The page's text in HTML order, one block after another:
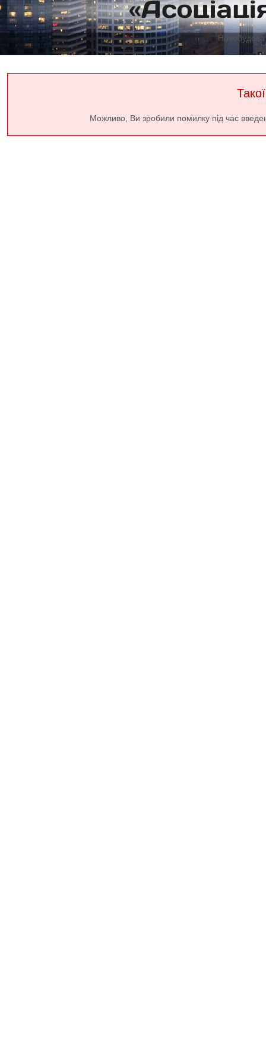
Можливо, Ви зробили помилку під час